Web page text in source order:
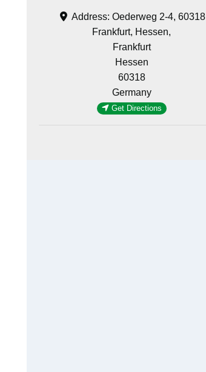
Address:Oederweg 2-4, 60318
Frankfurt, Hessen,
Frankfurt
Hessen
60318
Germany
Get Directions